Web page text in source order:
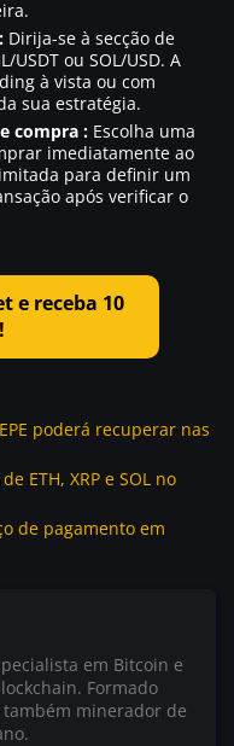
Dirija-se à secção de
ou SOL/USD. A
à vista ou com
sua estratégia.
compra : Escolha uma
imediatamente ao
para definir um
após verificar o
e receba 10
poderá recuperar nas
ETH, XRP e SOL no
de pagamento em
em Bitcoin e
Formado
também minerador de